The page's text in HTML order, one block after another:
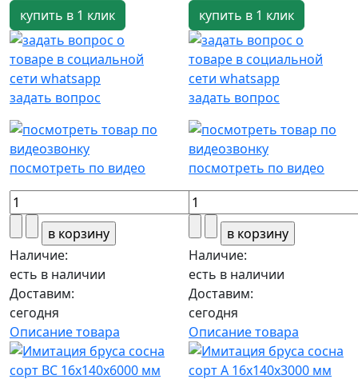
купить в 1 клик
задать вопрос
посмотреть по видео
Наличие:
есть в наличии
Доставим:
сегодня
Описание товара
купить в 1 клик
задать вопрос
посмотреть по видео
Наличие:
есть в наличии
Доставим:
сегодня
Описание товара